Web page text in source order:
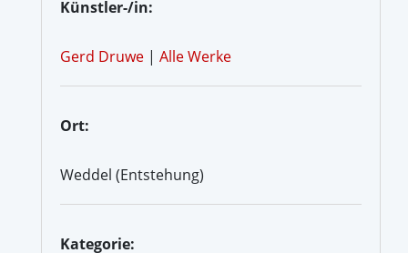
Künstler-/in:
Gerd Druwe | Alle Werke
Ort:
Weddel (Entstehung)
Kategorie: